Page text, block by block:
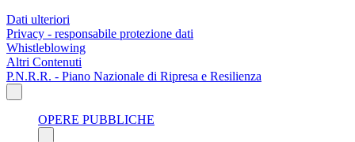
Dati ulteriori
Privacy - responsabile protezione dati
Whistleblowing
Altri Contenuti
P.N.R.R. - Piano Nazionale di Ripresa e Resilienza
OPERE PUBBLICHE